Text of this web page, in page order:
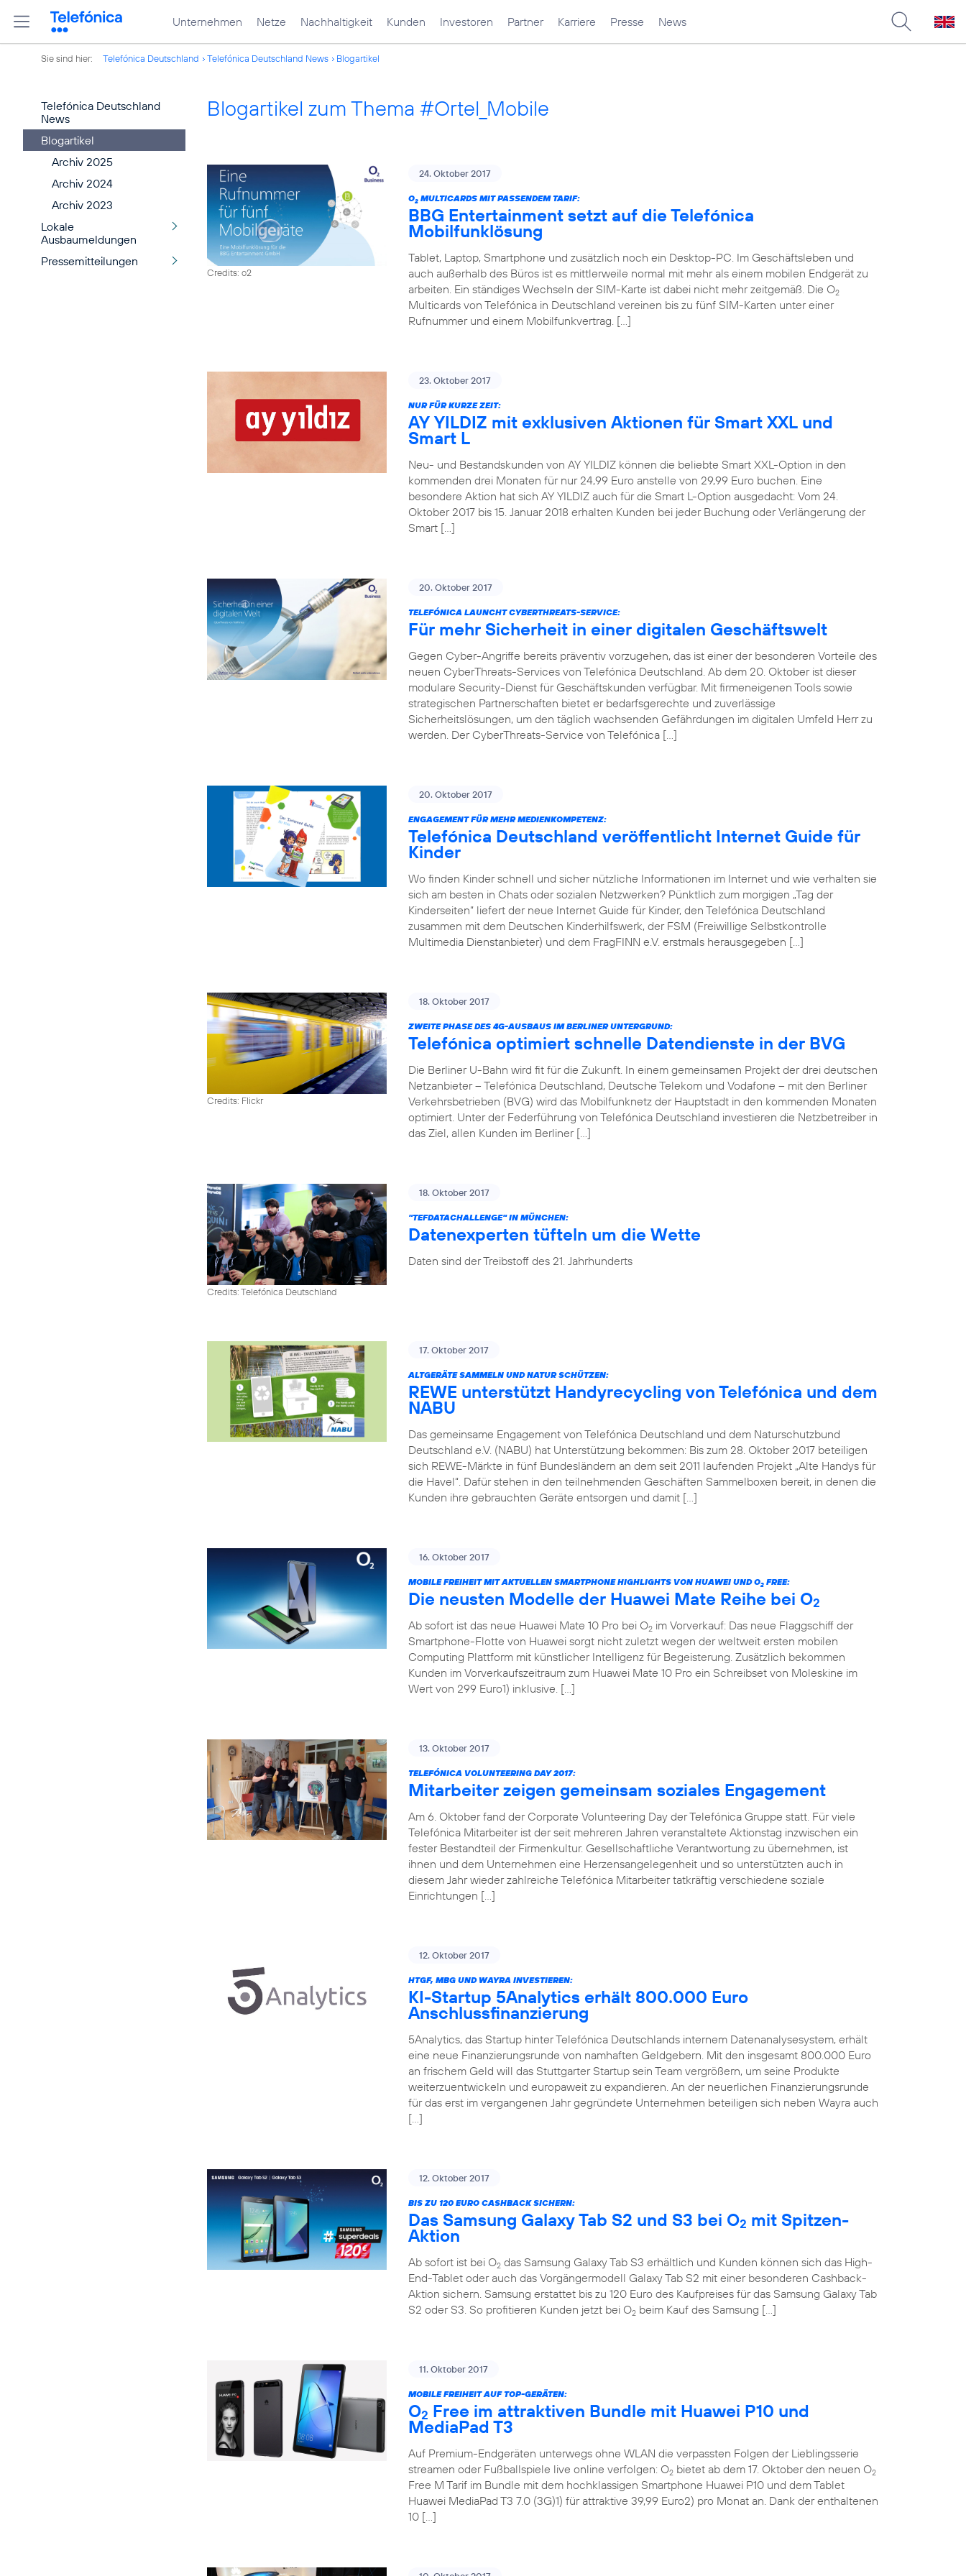
Unternehmen Netze Nachhaltigkeit Kunden Investoren Partner Karriere Presse News
Sie sind hier: Telefónica Deutschland Telefónica Deutschland News Blogartikel
Telefónica Deutschland
News
Blogartikel
Archiv 2025
Archiv 2024
Archiv 2023
Lokale
Ausbaumeldungen
Pressemitteilungen
Blogartikel zum Thema #Ortel_Mobile
Credits: o2
24. Oktober 2017
O2 MULTICARDS MIT PASSENDEM TARIF:
BBG Entertainment setzt auf die Telefónica
Mobilfunklösung
Tablet, Laptop, Smartphone und zusätzlich noch ein Desktop-PC. Im Geschäftsleben und
auch außerhalb des Büros ist es mittlerweile normal mit mehr als einem mobilen Endgerät zu
arbeiten. Ein ständiges Wechseln der SIM-Karte ist dabei nicht mehr zeitgemäß. Die O2
Multicards von Telefónica in Deutschland vereinen bis zu fünf SIM-Karten unter einer
Rufnummer und einem Mobilfunkvertrag. […]
23. Oktober 2017
NUR FÜR KURZE ZEIT:
AY YILDIZ mit exklusiven Aktionen für Smart XXL und
Smart L
Neu- und Bestandskunden von AY YILDIZ können die beliebte Smart XXL-Option in den
kommenden drei Monaten für nur 24,99 Euro anstelle von 29,99 Euro buchen. Eine
besondere Aktion hat sich AY YILDIZ auch für die Smart L-Option ausgedacht: Vom 24.
Oktober 2017 bis 15. Januar 2018 erhalten Kunden bei jeder Buchung oder Verlängerung der
Smart […]
20. Oktober 2017
TELEFÓNICA LAUNCHT CYBERTHREATS-SERVICE:
Für mehr Sicherheit in einer digitalen Geschäftswelt
Gegen Cyber-Angriffe bereits präventiv vorzugehen, das ist einer der besonderen Vorteile des
neuen CyberThreats-Services von Telefónica Deutschland. Ab dem 20. Oktober ist dieser
modulare Security-Dienst für Geschäftskunden verfügbar. Mit firmeneigenen Tools sowie
strategischen Partnerschaften bietet er bedarfsgerechte und zuverlässige
Sicherheitslösungen, um den täglich wachsenden Gefährdungen im digitalen Umfeld Herr zu
werden. Der CyberThreats-Service von Telefónica […]
20. Oktober 2017
ENGAGEMENT FÜR MEHR MEDIENKOMPETENZ:
Telefónica Deutschland veröffentlicht Internet Guide für
Kinder
Wo finden Kinder schnell und sicher nützliche Informationen im Internet und wie verhalten sie
sich am besten in Chats oder sozialen Netzwerken? Pünktlich zum morgigen „Tag der
Kinderseiten“ liefert der neue Internet Guide für Kinder, den Telefónica Deutschland
zusammen mit dem Deutschen Kinderhilfswerk, der FSM (Freiwillige Selbstkontrolle
Multimedia Dienstanbieter) und dem FragFINN e.V. erstmals herausgegeben […]
Credits: Flickr
18. Oktober 2017
ZWEITE PHASE DES 4G-AUSBAUS IM BERLINER UNTERGRUND:
Telefónica optimiert schnelle Datendienste in der BVG
Die Berliner U-Bahn wird fit für die Zukunft. In einem gemeinsamen Projekt der drei deutschen
Netzanbieter – Telefónica Deutschland, Deutsche Telekom und Vodafone – mit den Berliner
Verkehrsbetrieben (BVG) wird das Mobilfunknetz der Hauptstadt in den kommenden Monaten
optimiert. Unter der Federführung von Telefónica Deutschland investieren die Netzbetreiber in
das Ziel, allen Kunden im Berliner […]
Credits: Telefónica Deutschland
18. Oktober 2017
"TEFDATACHALLENGE" IN MÜNCHEN:
Datenexperten tüfteln um die Wette
Daten sind der Treibstoff des 21. Jahrhunderts
17. Oktober 2017
ALTGERÄTE SAMMELN UND NATUR SCHÜTZEN:
REWE unterstützt Handyrecycling von Telefónica und dem
NABU
Das gemeinsame Engagement von Telefónica Deutschland und dem Naturschutzbund
Deutschland e.V. (NABU) hat Unterstützung bekommen: Bis zum 28. Oktober 2017 beteiligen
sich REWE-Märkte in fünf Bundesländern an dem seit 2011 laufenden Projekt „Alte Handys für
die Havel“. Dafür stehen in den teilnehmenden Geschäften Sammelboxen bereit, in denen die
Kunden ihre gebrauchten Geräte entsorgen und damit […]
16. Oktober 2017
MOBILE FREIHEIT MIT AKTUELLEN SMARTPHONE HIGHLIGHTS VON HUAWEI UND O2 FREE:
Die neusten Modelle der Huawei Mate Reihe bei O2
Ab sofort ist das neue Huawei Mate 10 Pro bei O2 im Vorverkauf: Das neue Flaggschiff der
Smartphone-Flotte von Huawei sorgt nicht zuletzt wegen der weltweit ersten mobilen
Computing Plattform mit künstlicher Intelligenz für Begeisterung. Zusätzlich bekommen
Kunden im Vorverkaufszeitraum zum Huawei Mate 10 Pro ein Schreibset von Moleskine im
Wert von 299 Euro1) inklusive. […]
13. Oktober 2017
TELEFÓNICA VOLUNTEERING DAY 2017:
Mitarbeiter zeigen gemeinsam soziales Engagement
Am 6. Oktober fand der Corporate Volunteering Day der Telefónica Gruppe statt. Für viele
Telefónica Mitarbeiter ist der seit mehreren Jahren veranstaltete Aktionstag inzwischen ein
fester Bestandteil der Firmenkultur. Gesellschaftliche Verantwortung zu übernehmen, ist
ihnen und dem Unternehmen eine Herzensangelegenheit und so unterstützten auch in
diesem Jahr wieder zahlreiche Telefónica Mitarbeiter tatkräftig verschiedene soziale
Einrichtungen […]
12. Oktober 2017
HTGF, MBG UND WAYRA INVESTIEREN:
KI-Startup 5Analytics erhält 800.000 Euro
Anschlussfinanzierung
5Analytics, das Startup hinter Telefónica Deutschlands internem Datenanalysesystem, erhält
eine neue Finanzierungsrunde von namhaften Geldgebern. Mit den insgesamt 800.000 Euro
an frischem Geld will das Stuttgarter Startup sein Team vergrößern, um seine Produkte
weiterzuentwickeln und europaweit zu expandieren. An der neuerlichen Finanzierungsrunde
für das erst im vergangenen Jahr gegründete Unternehmen beteiligen sich neben Wayra auch
[…]
12. Oktober 2017
BIS ZU 120 EURO CASHBACK SICHERN:
Das Samsung Galaxy Tab S2 und S3 bei O2 mit Spitzen-
Aktion
Ab sofort ist bei O2 das Samsung Galaxy Tab S3 erhältlich und Kunden können sich das High-
End-Tablet oder auch das Vorgängermodell Galaxy Tab S2 mit einer besonderen Cashback-
Aktion sichern. Samsung erstattet bis zu 120 Euro des Kaufpreises für das Samsung Galaxy Tab
S2 oder S3. So profitieren Kunden jetzt bei O2 beim Kauf des Samsung […]
11. Oktober 2017
MOBILE FREIHEIT AUF TOP-GERÄTEN:
O2 Free im attraktiven Bundle mit Huawei P10 und
MediaPad T3
Auf Premium-Endgeräten unterwegs ohne WLAN die verpassten Folgen der Lieblingsserie
streamen oder Fußballspiele live online verfolgen: O2 bietet ab dem 17. Oktober den neuen O2
Free M Tarif im Bundle mit dem hochklassigen Smartphone Huawei P10 und dem Tablet
Huawei MediaPad T3 7.0 (3G)1) für attraktive 39,99 Euro2) pro Monat an. Dank der enthaltenen
10 […]